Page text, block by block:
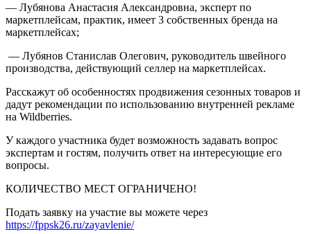
— Лубянова Анастасия Александровна, эксперт по
маркетплейсам, практик, имеет 3 собственных бренда на
маркетплейсах;
— Лубянов Станислав Олегович, руководитель швейного
производства, действующий селлер на маркетплейсах.
Расскажут об особенностях продвижения сезонных товаров и
дадут рекомендации по использованию внутренней рекламе
на Wildberries.
У каждого участника будет возможность задавать вопрос
экспертам и гостям, получить ответ на интересующие его
вопросы.
КОЛИЧЕСТВО МЕСТ ОГРАНИЧЕНО!
Подать заявку на участие вы можете через
https://fppsk26.ru/zayavlenie/